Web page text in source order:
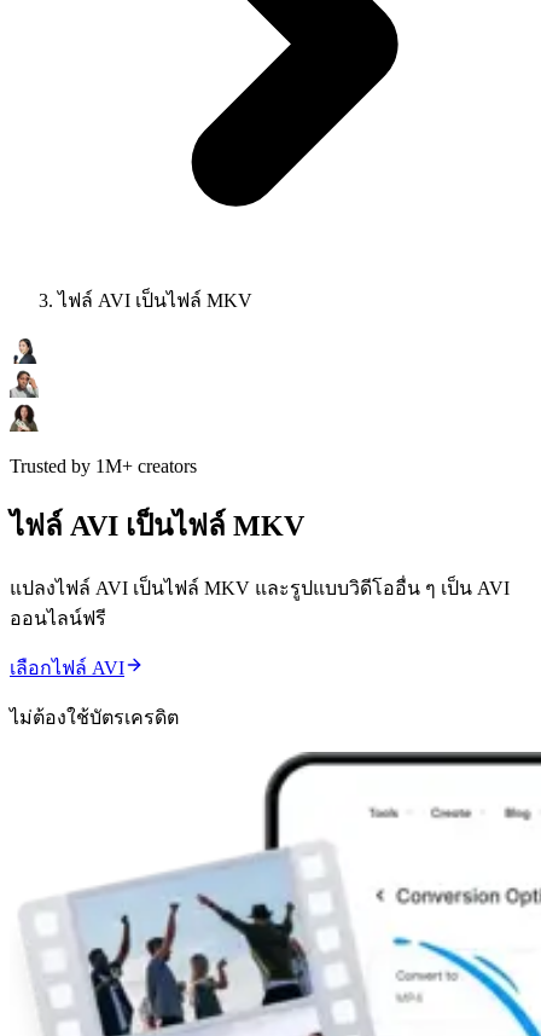
ไฟล์ AVI เป็นไฟล์ MKV
Trusted by 1M+ creators
ไฟล์ AVI เป็นไฟล์ MKV
แปลงไฟล์ AVI เป็นไฟล์ MKV และรูปแบบวิดีโออื่น ๆ เป็น AVI
ออนไลน์ฟรี
เลือกไฟล์ AVI
ไม่ต้องใช้บัตรเครดิต